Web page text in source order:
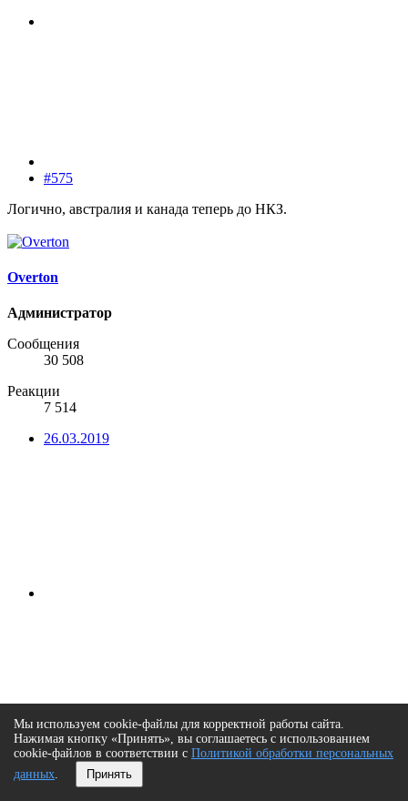
#575
Логично, австралия и канада теперь до НКЗ.
Overton
Администратор
Сообщения
30 508
Реакции
7 514
26.03.2019
#576
На данный момент цена наконец нам дает уровень коррекции
Мы используем cookie-файлы для корректной работы сайта.
Нажимая кнопку «Принять», вы соглашаетесь с использованием
cookie-файлов в соответствии с Политикой обработки персональных
данных. Принять